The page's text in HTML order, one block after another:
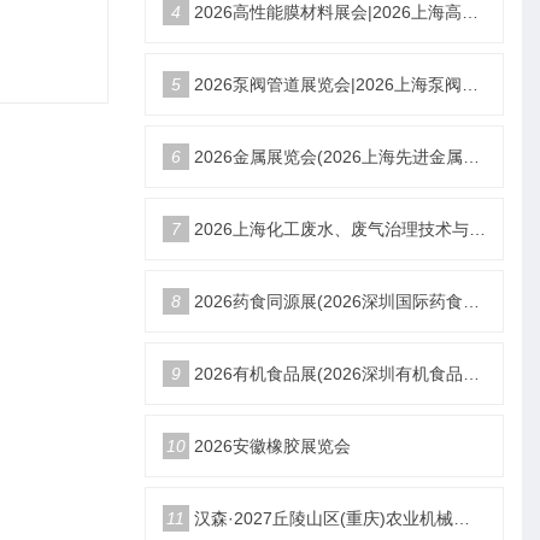
4 2026高性能膜材料展会|2026上海高性能膜材料展览会倒计时
5 2026泵阀管道展览会|2026上海泵阀管道阀门展览会|水处理展览会
6 2026金属展览会(2026上海先进金属产业展览会)-资讯
7 2026上海化工废水、废气治理技术与设备展览会-资料
8 2026药食同源展(2026深圳国际药食同源展览会)官方网站
9 2026有机食品展(2026深圳有机食品及绿色食品展览会)网站
10 2026安徽橡胶展览会
11 汉森·2027丘陵山区(重庆)农业机械展览会